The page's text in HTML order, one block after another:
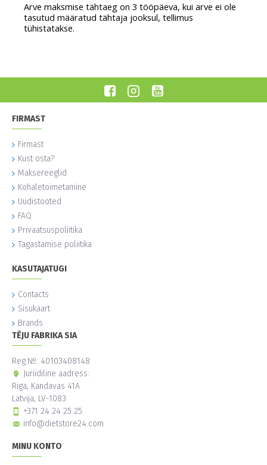
Arve maksmise tähtaeg on 3 tööpäeva, kui arve ei ole
tasutud määratud tähtaja jooksul, tellimus
tühistatakse.
FIRMAST
Firmast
Kust osta?
Maksereeglid
Kohaletoimetamine
Uudistooted
FAQ
Privaatsuspoliitika
Tagastamise poliitika
KASUTAJATUGI
Contacts
Sisukaart
Brands
TĒJU FABRIKA SIA
Reg.№: 40103408148
Juriidiline aadress:
Riga, Kandavas 41A
Latvija, LV-1083
+371 24 24 25 25
info@dietstore24.com
MINU KONTO